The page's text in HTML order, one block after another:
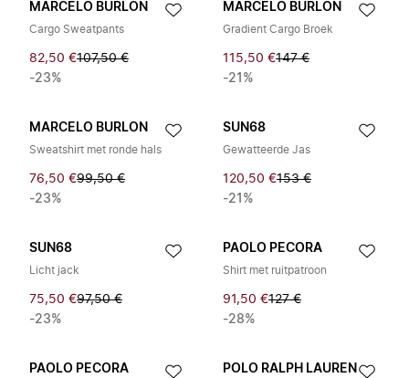
MARCELO BURLON
Cargo Sweatpants
82,50 €107,50 €
-23%
MARCELO BURLON
Gradient Cargo Broek
115,50 €147 €
-21%
MARCELO BURLON
Sweatshirt met ronde hals
76,50 €99,50 €
-23%
SUN68
Gewatteerde Jas
120,50 €153 €
-21%
SUN68
Licht jack
75,50 €97,50 €
-23%
PAOLO PECORA
Shirt met ruitpatroon
91,50 €127 €
-28%
PAOLO PECORA POLO RALPH LAUREN